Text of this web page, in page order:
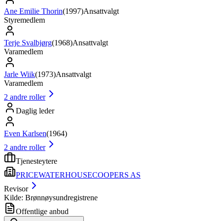
Ane Emilie Thorin(1997)Ansattvalgt
Styremedlem
Terje Svalbjørg(1968)Ansattvalgt
Varamedlem
Jarle Wiik(1973)Ansattvalgt
Varamedlem
2 andre roller
Daglig leder
Even Karlsen(1964)
2 andre roller
Tjenesteytere
PRICEWATERHOUSECOOPERS AS
Revisor
Kilde: Brønnøysundregistrene
Offentlige anbud